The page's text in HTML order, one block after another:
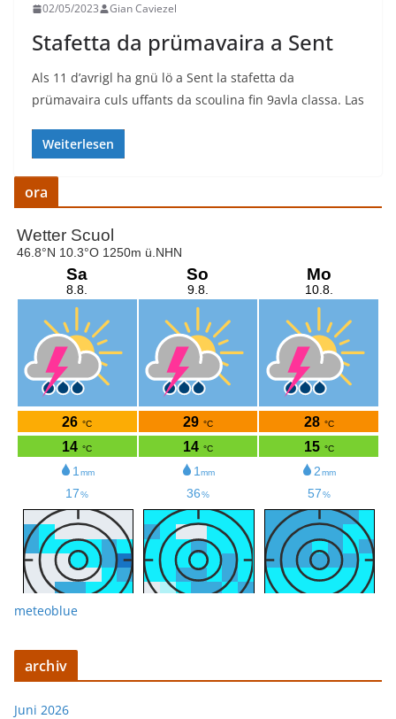
02/05/2023 Gian Caviezel
Stafetta da prümavaira a Sent
Als 11 d’avrigl ha gnü lö a Sent la stafetta da
prümavaira culs uffants da scoulina fin 9avla classa. Las
Weiterlesen
ora
meteoblue
archiv
Juni 2026